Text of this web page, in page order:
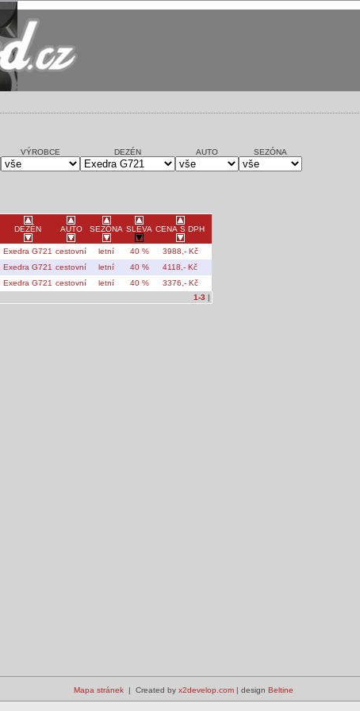
VÝROBCE DEZÉN AUTO SEZÓNA
DEZÉN AUTO SEZÓNA SLEVA CENA S DPH
Exedra G721 cestovní letní 40 %
3988,- Kč
Exedra G721 cestovní letní 40 %
4118,- Kč
Exedra G721 cestovní letní 40 %
3376,- Kč
1-3
Mapa stránek| Created by x2develop.com| design Beltine